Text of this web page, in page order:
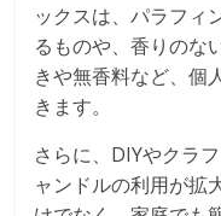
ックスは、パラフィ
るものや、香りのな
きや無香料など、個
きます。
さらに、DIYやクラ
ャンドルの利用が拡